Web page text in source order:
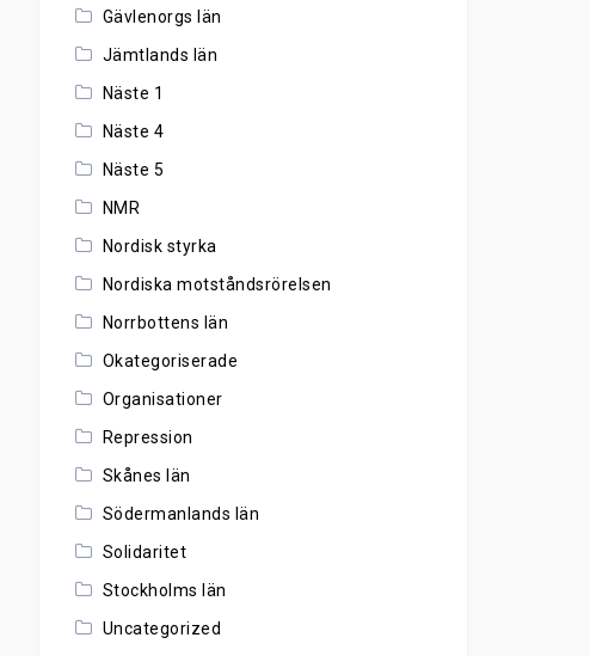
Gävlenorgs län
Jämtlands län
Näste 1
Näste 4
Näste 5
NMR
Nordisk styrka
Nordiska motståndsrörelsen
Norrbottens län
Okategoriserade
Organisationer
Repression
Skånes län
Södermanlands län
Solidaritet
Stockholms län
Uncategorized